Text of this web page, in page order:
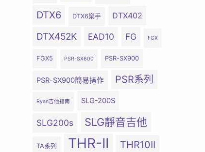
DTX6 DTX6樂手 DTX402
DTX452K EAD10 FG FGX
FGX5 PSR-SX600 PSR-SX900
PSR-SX900簡易操作 PSR系列
Ryan吉他指南 SLG-200S
SLG200s SLG靜音吉他
TA系列 THR-II THR10II